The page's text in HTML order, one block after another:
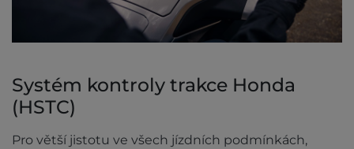
Systém kontroly trakce Honda
(HSTC)
Pro větší jistotu ve všech jízdních podmínkách,